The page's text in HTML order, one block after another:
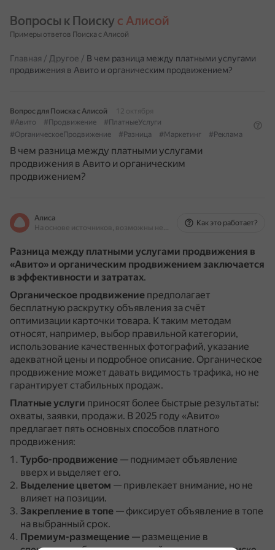
Вопросы к Поиску с Алисой
Примеры ответов Поиска с Алисой
Главная / Другое / В чем разница между платными услугами
продвижения в Авито и органическим продвижением?
Вопрос для Поиска с Алисой
12 октября
#Авито
#Продвижение
#ПлатныеУслуги
#ОрганическоеПродвижение
#Разница #Маркетинг #Реклама
В чем разница между платными услугами
продвижения в Авито и органическим
продвижением?
Алиса
На основе источников, возможны неточности
Как это работает?
Разница между платными услугами продвижения в
«Авито» и органическим продвижением заключается
в эффективности и затратах.
Органическое продвижение предполагает
бесплатную раскрутку объявления за счёт
оптимизации карточки товара. К таким методам
относят, например, выбор правильной категории,
использование качественных фотографий, указание
адекватной цены и подробное описание. Органическое
продвижение может давать видимость трафика, но не
гарантирует стабильных продаж.
Платные услуги приносят более быстрые результаты:
охваты, заявки, продажи. В 2025 году «Авито»
предлагает пять основных способов платного
продвижения:
Турбо-продвижение — поднимает объявление
вверх и выделяет его.
Выделение цветом — привлекает внимание, но не
влияет на позиции.
Закрепление в топе — фиксирует объявление в топе
на выбранный срок.
Премиум-размещение — размещение в